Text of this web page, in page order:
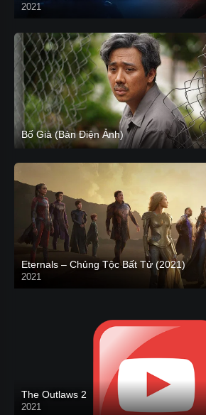
2021
CAM
Bố Già (Bản Điện Ảnh)
Eternals – Chủng Tộc Bất Tử (2021)
2021
Trailer
The Outlaws 2
2021